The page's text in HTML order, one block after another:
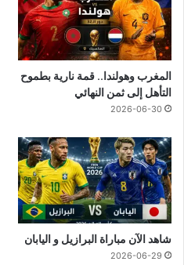
المغرب وهولندا.. قمة نارية بطموح
التأهل إلى ثمن النهائي
2026-06-30
شاهد الآن مباراة البرازيل و اليابان
2026-06-29